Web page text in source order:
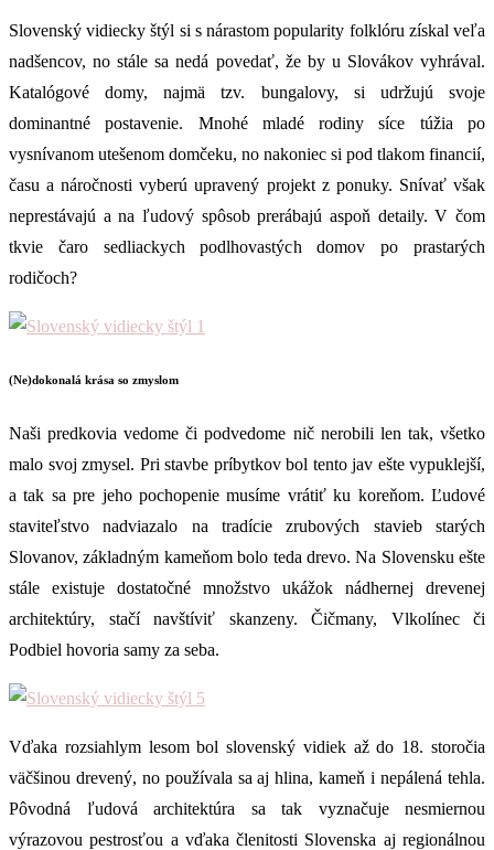
Slovenský vidiecky štýl si s nárastom popularity folklóru získal veľa
nadšencov, no stále sa nedá povedať, že by u Slovákov vyhrával.
Katalógové domy, najmä tzv. bungalovy, si udržujú svoje
dominantné postavenie. Mnohé mladé rodiny síce túžia po
vysnívanom utešenom domčeku, no nakoniec si pod tlakom financií,
času a náročnosti vyberú upravený projekt z ponuky. Snívať však
neprestávajú a na ľudový spôsob prerábajú aspoň detaily. V čom
tkvie čaro sedliackych podlhovastých domov po prastarých
rodičoch?
(Ne)dokonalá krása so zmyslom
Naši predkovia vedome či podvedome nič nerobili len tak, všetko
malo svoj zmysel. Pri stavbe príbytkov bol tento jav ešte vypuklejší,
a tak sa pre jeho pochopenie musíme vrátiť ku koreňom. Ľudové
staviteľstvo nadviazalo na tradície zrubových stavieb starých
Slovanov, základným kameňom bolo teda drevo. Na Slovensku ešte
stále existuje dostatočné množstvo ukážok nádhernej drevenej
architektúry, stačí navštíviť skanzeny. Čičmany, Vlkolínec či
Podbiel hovoria samy za seba.
Vďaka rozsiahlym lesom bol slovenský vidiek až do 18. storočia
väčšinou drevený, no používala sa aj hlina, kameň i nepálená tehla.
Pôvodná ľudová architektúra sa tak vyznačuje nesmiernou
výrazovou pestrosťou a vďaka členitosti Slovenska aj regionálnou